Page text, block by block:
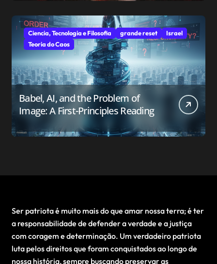
Ciencia, Tecnologia e Filosofia grande reset
Israel
Teoria do Caos
Babel, AI, and the Problem of
Image: A First-Principles Reading
Ser patriota é muito mais do que amar nossa terra; é ter
a responsabilidade de defender a verdade e a justiça
com coragem e determinação. Um verdadeiro patriota
luta pelos direitos que foram conquistados ao longo de
nossa história, sempre buscando preservar as